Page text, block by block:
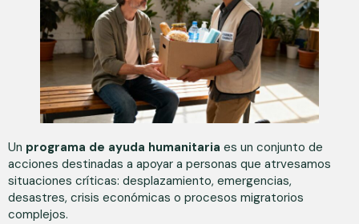
Un programa de ayuda humanitaria es un conjunto de
acciones destinadas a apoyar a personas que atrvesamos
situaciones críticas: desplazamiento, emergencias,
desastres, crisis económicas o procesos migratorios
complejos.